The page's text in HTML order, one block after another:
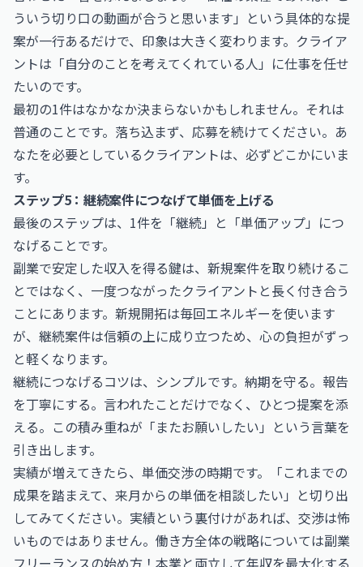
ういう切り口の動画が合うと思います」という具体的な提
案が一行あるだけで、印象は大きく変わります。クライア
ントは「自分のことを考えてくれている人」に仕事を任せ
たいのです。
最初の1件はなかなか決まらないかもしれません。それは
普通のことです。落ち込まず、応募を続けてください。あ
なたを必要としているクライアントは、必ずどこかにいま
す。
ステップ5：継続案件につなげて単価を上げる
最後のステップは、1件を「継続」と「単価アップ」につ
なげることです。
副業で安定した収入を得る鍵は、新規案件を取り続けるこ
とではなく、一度つながったクライアントと長く付き合う
ことにあります。新規開拓は毎回エネルギーを使います
が、継続案件は信頼の上に成り立つため、心の負担がずっ
と軽くなります。
継続につなげるコツは、シンプルです。納期を守る。報告
を丁寧にする。言われたことだけでなく、ひとつ提案を添
える。この積み重ねが「またお願いしたい」という言葉を
引き出します。
実績が増えてきたら、単価交渉の時期です。「これまでの
成果を踏まえて、来月からの単価を相談したい」と切り出
してみてください。実績という裏付けがあれば、交渉は怖
いものではありません。働き方全体の戦略については副業
フリーランスの始め方！本業と両立して年収を最大化する